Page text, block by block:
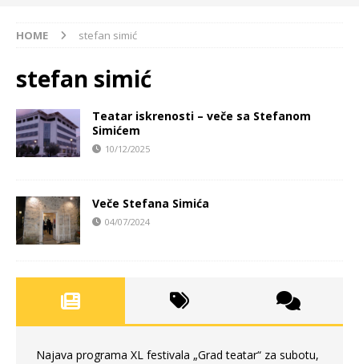
HOME stefan simić
stefan simić
Teatar iskrenosti – veče sa Stefanom
Simićem
10/12/2025
Veče Stefana Simića
04/07/2024
Najava programa XL festivala „Grad teatar“ za subotu,